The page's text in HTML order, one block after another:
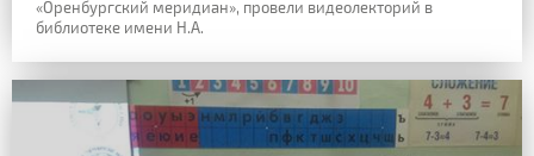
«Оренбургский меридиан», провели видеолекторий в
библиотеке имени Н.А.